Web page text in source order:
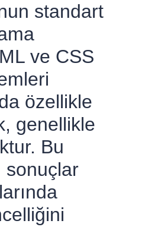
standart
ve CSS
özellikle
genellikle
Bu
sonuçlar